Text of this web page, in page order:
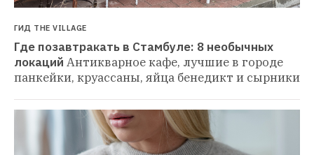
ГИД THE VILLAGE
Где позавтракать в Стамбуле: 8 необычных
локаций Антикварное кафе, лучшие в городе
панкейки, круассаны, яйца бенедикт и сырники